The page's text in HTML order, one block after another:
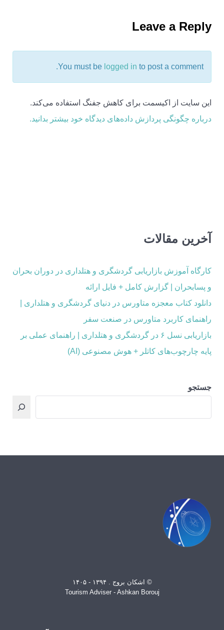
Leave a Reply
You must be logged in to post a comment.
این سایت از اکیسمت برای کاهش جفنگ استفاده می‌کند.
درباره چگونگی پردازش داده‌های دیدگاه خود بیشتر بدانید.
آخرین مقالات
کارگاه آموزش بازاریابی گردشگری و هتلداری در دوران بحران
و پسابحران | گزارش کامل + فایل ارائه
دانلود کتاب معجزه متاورس در دنیای گردشگری و هتلداری |
راهنمای کاربرد متاورس در صنعت سفر
بازاریابی نسل ۶ در گردشگری و هتلداری | راهنمای عملی بر
پایه چارچوب‌های کاتلر + هوش مصنوعی (AI)
جستجو
© اشکان بروج . ۱۳۹۴ - ۱۴۰۵
Tourism Adviser - Ashkan Borouj